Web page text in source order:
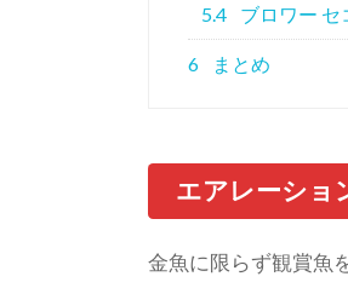
5.4 ブロワー セ
6 まとめ
エアレーショ
金魚に限らず観賞魚